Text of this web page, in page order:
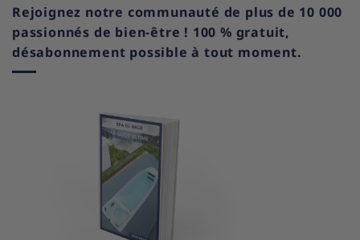
Rejoignez notre communauté de plus de 10 000
passionnés de bien-être ! 100 % gratuit,
désabonnement possible à tout moment.